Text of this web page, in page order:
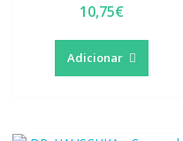
10,75€
Adicionar